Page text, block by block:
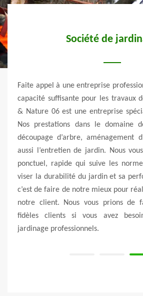
Société de
Faite appel à une entreprise
capacité suffisante pour les travaux
& Nature 06 est une entreprise
Nos prestations dans le domaine
découpage d’arbre, aménagement
aussi l’entretien de jardin. Nous
ponctuel, rapide qui suive les
viser la durabilité du jardin et sa
c’est de faire de notre mieux pour
notre client. Nous vous prions de
fidèles clients si vous avez
jardinage professionnels.